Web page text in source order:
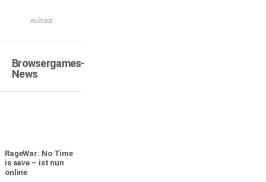
ANZEIGE
Browsergames-
News
RageWar: No Time
is save – ist nun
online